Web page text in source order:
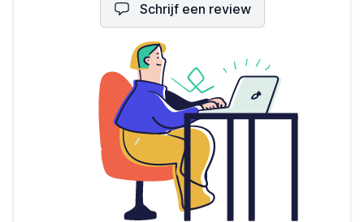
Schrijf een review